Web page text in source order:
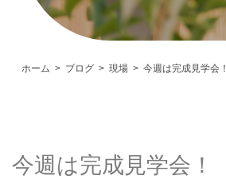
ホーム ブログ 現場 今週は完成見学会！
今週は完成見学会！